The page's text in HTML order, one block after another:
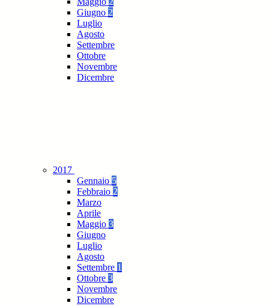
Giugno 2
Luglio
Agosto
Settembre
Ottobre
Novembre
Dicembre
2017
Gennaio 5
Febbraio 2
Marzo
Aprile
Maggio 3
Giugno
Luglio
Agosto
Settembre 1
Ottobre 3
Novembre
Dicembre